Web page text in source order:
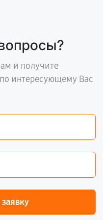
и получите
интересующему Вас